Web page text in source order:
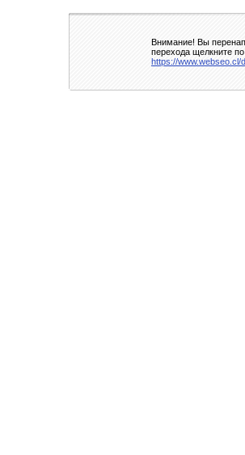
Внимание! Вы
перехода щелкните
https://www.webseo.cl/